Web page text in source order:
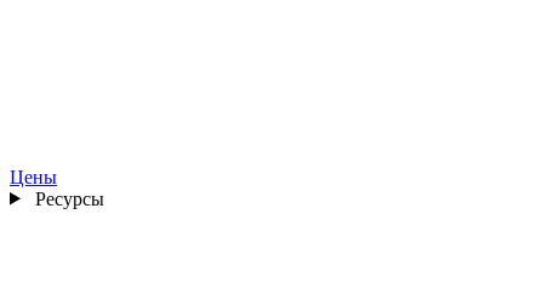
Цены
Ресурсы